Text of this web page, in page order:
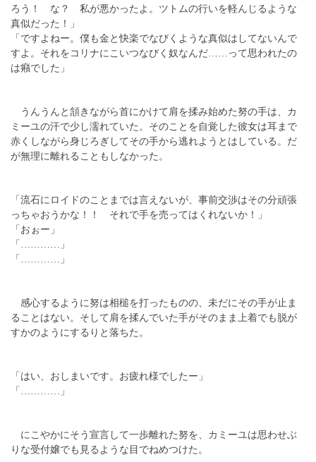
ろう！ な？ 私が悪かったよ。ツトムの行いを軽んじるような
真似だった！」
「ですよねー。僕も金と快楽でなびくような真似はしてないんで
すよ。それをコリナにこいつなびく奴なんだ……って思われたの
は癪でした」
うんうんと頷きながら首にかけて肩を揉み始めた努の手は、カ
ミーユの汗で少し濡れていた。そのことを自覚した彼女は耳まで
赤くしながら身じろぎしてその手から逃れようとはしている。だ
が無理に離れることもしなかった。
「流石にロイドのことまでは言えないが、事前交渉はその分頑張
っちゃおうかな！！ それで手を売ってはくれないか！」
「おぉー」
「…………」
「…………」
感心するように努は相槌を打ったものの、未だにその手が止ま
ることはない。そして肩を揉んでいた手がそのまま上着でも脱が
すかのようにするりと落ちた。
「はい、おしまいです。お疲れ様でしたー」
「…………」
にこやかにそう宣言して一歩離れた努を、カミーユは思わせぶ
りな受付嬢でも見るような目でねめつけた。